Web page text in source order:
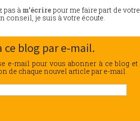
pas à m’écrire pour me faire part de votre
conseil, je suis à votre écoute.
ce blog par e-mail.
e-mail pour vous abonner à ce blog et
de chaque nouvel article par e-mail.